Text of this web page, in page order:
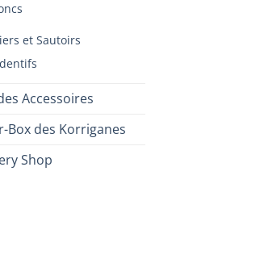
et Sautoirs
Accessoires
Box des Korriganes
Shop